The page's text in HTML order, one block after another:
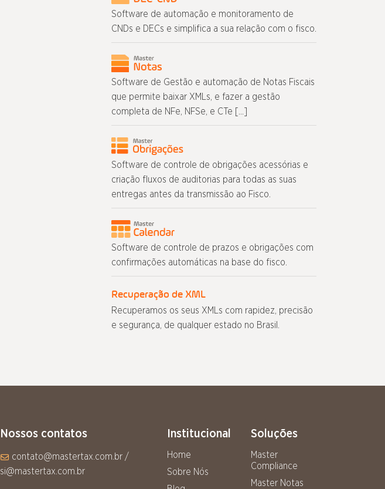
Software de automação e monitoramento de
CNDs e DECs e simplifica a sua relação com o fisco.
Software de Gestão e automação de Notas Fiscais
que permite baixar XMLs, e fazer a gestão
completa de NFe, NFSe, e CTe […]
Software de controle de obrigações acessórias e
criação fluxos de auditorias para todas as suas
entregas antes da transmissão ao Fisco.
Software de controle de prazos e obrigações com
confirmações automáticas na base do fisco.
Recuperação de XML
Recuperamos os seus XMLs com rapidez, precisão
e segurança, de qualquer estado no Brasil.
Nossos contatos
contato@mastertax.com.br /
si@mastertax.com.br
Institucional
Home
Sobre Nós
Soluções
Master
Compliance
Master Notas